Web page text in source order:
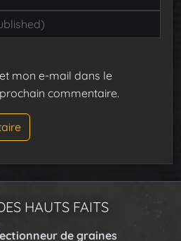
mon e-mail dans le
commentaire.
HAUTS FAITS
de graines